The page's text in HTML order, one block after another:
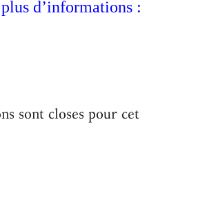
d’informations :
sont closes pour cet